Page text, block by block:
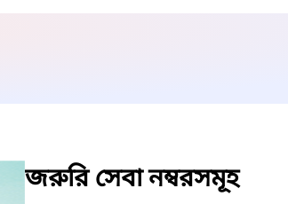
জরুরি সেবা নম্বরসমূহ